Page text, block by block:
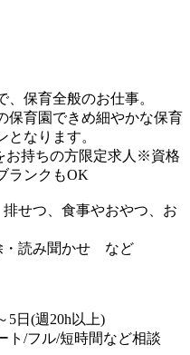
保育全般のお仕事。
保育園できめ細やかな保育
なります。
お持ちの方限定求人※資格
ランクもOK
せつ、食事やおやつ、お
・読み聞かせ など
5日(週20h以上)
ト/フル/短時間など相談